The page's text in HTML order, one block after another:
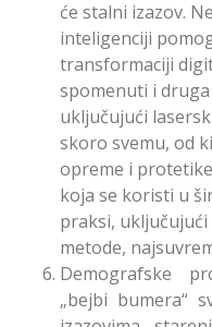
će stalni izazov.
inteligenciji
transformaciji
spomenuti i
uključujući
skoro svemu, od
opreme i
koja se koristi u
praksi,
metode,
Demografske
„bejbi bumera“